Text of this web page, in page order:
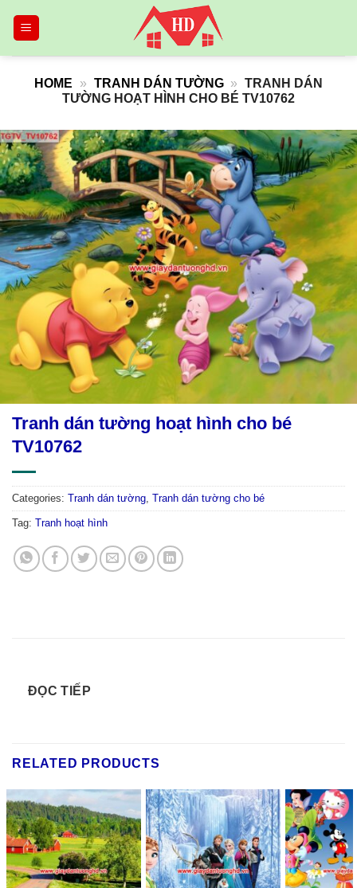
HOME » TRANH DÁN TƯỜNG » TRANH DÁN
TƯỜNG HOẠT HÌNH CHO BÉ TV10762
Tranh dán tường hoạt hình cho bé
TV10762
Categories: Tranh dán tường, Tranh dán tường cho bé
Tag: Tranh hoạt hình
ĐỌC TIẾP
RELATED PRODUCTS